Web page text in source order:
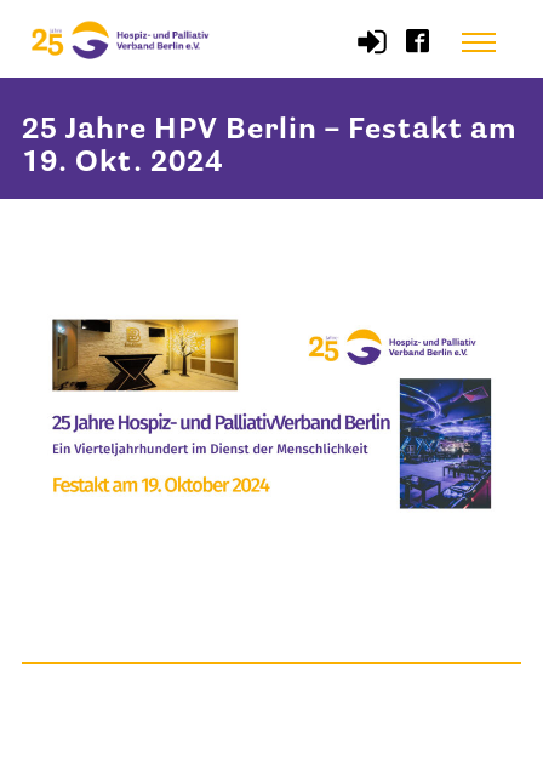
Menu
Satzung des HPV Berlin e.V.
Mitgliedschaft im Verband
Vorstand des HPV Berlin
Geschäftsstelle des HPV Berlin
Freie Stellen
25 Jahre HPV Berlin – Festakt am
19. Okt. 2024